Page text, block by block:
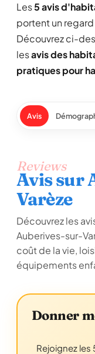
Les5 avis
portent un
Découvrez ci-
lesavis des
pratiques pour
Avis
Reviews
Avis sur
Varèze
Découvrez les
Auberives-sur-
coût de la vie,
équipements
Donner
Rejoignez